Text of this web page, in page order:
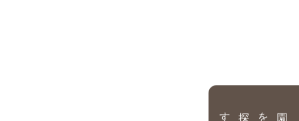
園を探す